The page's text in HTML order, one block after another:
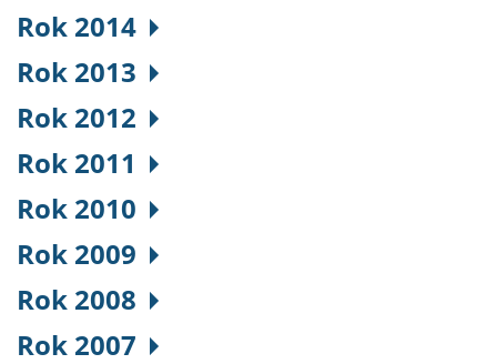
Rok 2014
Rok 2013
Rok 2012
Rok 2011
Rok 2010
Rok 2009
Rok 2008
Rok 2007